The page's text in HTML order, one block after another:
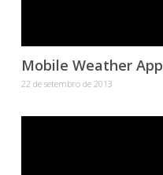
Mobile Weather App
22 de setembro de 2013